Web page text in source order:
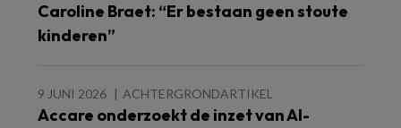
Caroline Braet: “Er bestaan geen stoute
kinderen”
9 JUNI 2026 ACHTERGRONDARTIKEL
Accare onderzoekt de inzet van AI-